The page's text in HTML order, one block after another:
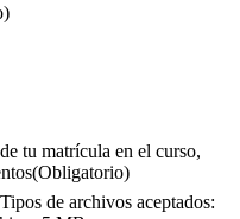
tu matrícula en el curso,
(Obligatorio)
Tipos de archivos aceptados: